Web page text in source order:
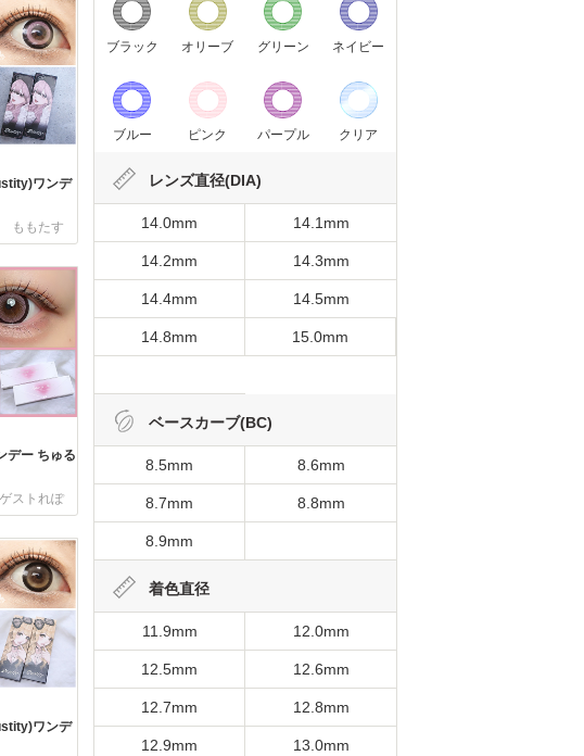
ワンデ
ももたす
デー ちゅる
ゲストれぽ
ワンデ
ブラック オリーブ グリーン ネイビー
ブルー ピンク パープル クリア
レンズ直径(DIA)
14.0mm 14.1mm
14.2mm 14.3mm
14.4mm 14.5mm
14.8mm 15.0mm
ベースカーブ(BC)
8.5mm 8.6mm
8.7mm 8.8mm
8.9mm
着色直径
11.9mm 12.0mm
12.5mm 12.6mm
12.7mm 12.8mm
12.9mm 13.0mm